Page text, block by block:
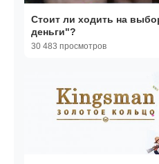
Стоит ли ходить на
деньги"?
30 483 просмотров